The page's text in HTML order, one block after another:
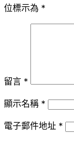
位標示為 *
留言 *
顯示名稱 *
電子郵件地址 *